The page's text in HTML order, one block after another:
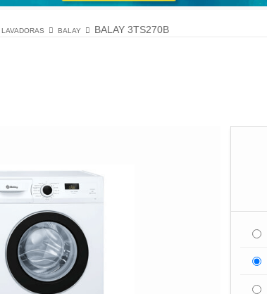
lavadoras balay BALAY 3TS270B